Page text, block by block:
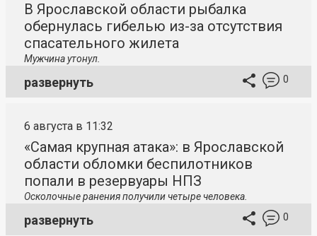
В Ярославской области рыбалка
обернулась гибелью из-за отсутствия
спасательного жилета
Мужчина утонул.
развернуть 0
6 августа в 11:32
«Самая крупная атака»: в Ярославской
области обломки беспилотников
попали в резервуары НПЗ
Осколочные ранения получили четыре человека.
развернуть 0